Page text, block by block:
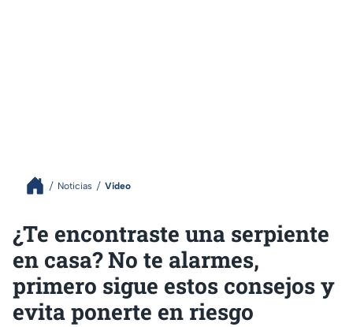
Noticias Video
¿Te encontraste una serpiente
en casa? No te alarmes,
primero sigue estos consejos y
evita ponerte en riesgo